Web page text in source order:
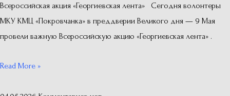
Всероссийская акция «Георгиевская лента» Сегодня волонтеры
МКУ КМЦ «Покровчанка» в преддверии Великого дня — 9 Мая
провели важную Всероссийскую акцию «Георгиевская лента» .
Read More »